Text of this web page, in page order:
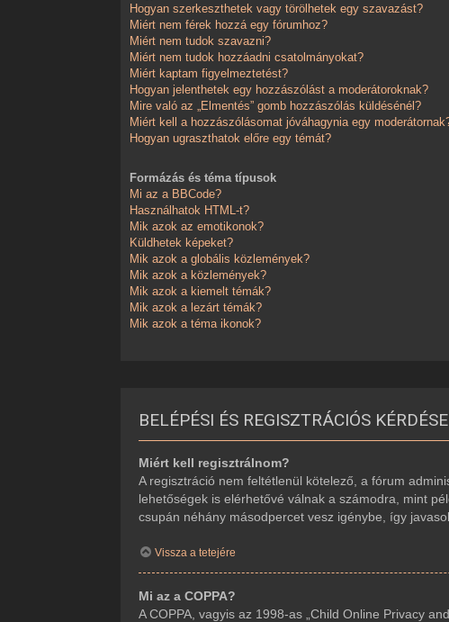
Hogyan szerkeszthetek vagy törölhetek egy szavazást?
Miért nem férek hozzá egy fórumhoz?
Miért nem tudok szavazni?
Miért nem tudok hozzáadni csatolmányokat?
Miért kaptam figyelmeztetést?
Hogyan jelenthetek egy hozzászólást a moderátoroknak?
Mire való az „Elmentés” gomb hozzászólás küldésénél?
Miért kell a hozzászólásomat jóváhagynia egy
Hogyan ugraszthatok előre egy témát?
Formázás és téma típusok
Mi az a BBCode?
Használhatok HTML-t?
Mik azok az emotikonok?
Küldhetek képeket?
Mik azok a globális közlemények?
Mik azok a közlemények?
Mik azok a kiemelt témák?
Mik azok a lezárt témák?
Mik azok a téma ikonok?
BELÉPÉSI ÉS REGISZTRÁCIÓS
Miért kell regisztrálnom?
A regisztráció nem feltétlenül kötelező, a fórum
lehetőségek is elérhetővé válnak a számodra, mint
csupán néhány másodpercet vesz igénybe, így
Vissza a tetejére
Mi az a COPPA?
A COPPA, vagyis az 1998-as „Child Online Privacy